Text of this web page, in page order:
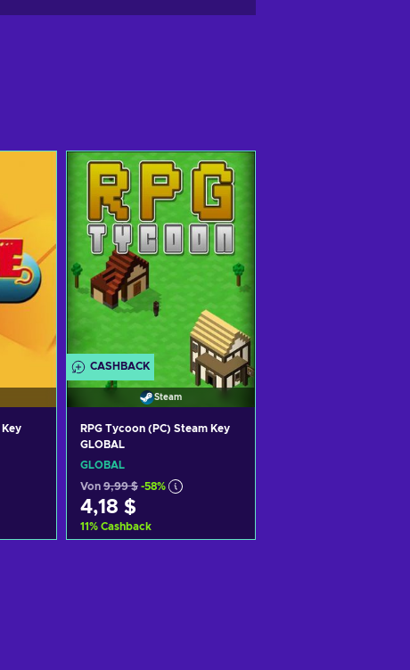
CASHBACK
Steam
RPG Tycoon (PC) Steam Key
GLOBAL
GLOBAL
Von 9,99 $ -58%
4,18 $
11% Cashback